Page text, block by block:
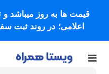
قیمت ها به روز میباشد
اعلامی؛ در روند ثبت